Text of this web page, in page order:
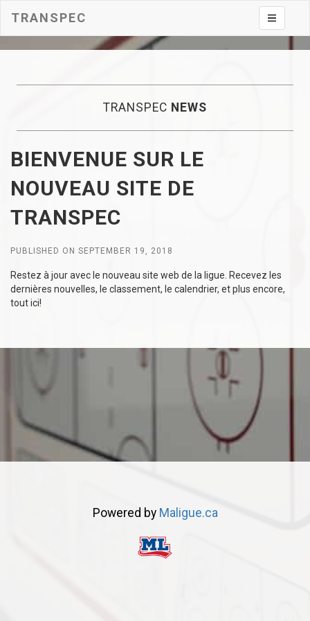
TRANSPEC Toggle
TRANSPEC NEWS
BIENVENUE SUR LE
NOUVEAU SITE DE
TRANSPEC
PUBLISHED ON SEPTEMBER 19, 2018
Restez à jour avec le nouveau site web de la ligue. Recevez les
dernières nouvelles, le classement, le calendrier, et plus encore,
tout ici!
Powered by Maligue.ca